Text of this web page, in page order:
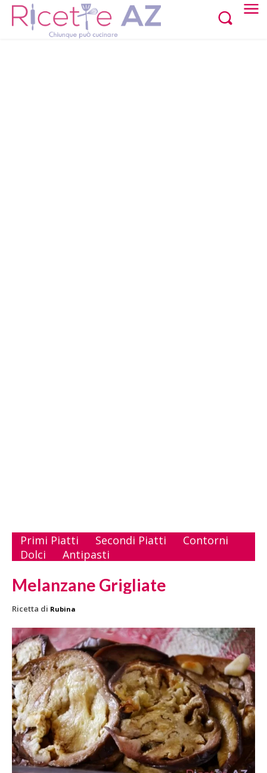
Primi Piatti Secondi Piatti
Contorni
Dolci
Antipasti
Melanzane Grigliate
Ricetta di Rubina